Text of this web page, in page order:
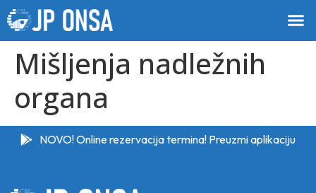
Mišljenja nadležnih
organa
NOVO! Online rezervacija termina! Preuzmi aplikaciju